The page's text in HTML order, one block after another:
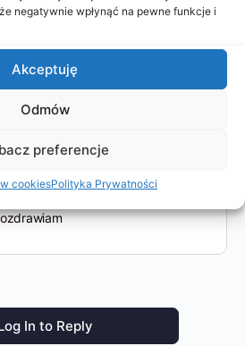
negatywnie wpłynąć na pewne funkcje i
Akceptuję
Odmów
preferencje
cookiesPolityka Prywatności
się udał.
artykuły z podróży ze
Można też na tablicy pisać
pisania swojego
In to Reply